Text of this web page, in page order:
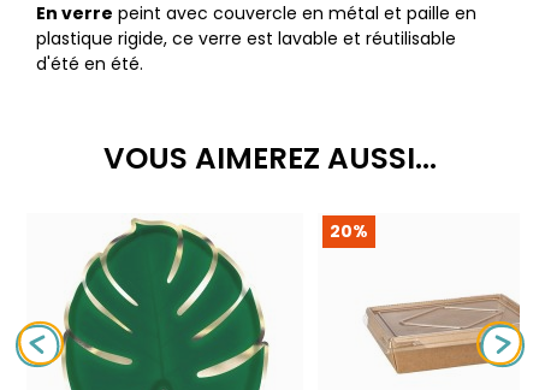
En verre peint avec couvercle en métal et paille en
plastique rigide, ce verre est lavable et réutilisable
d'été en été.
VOUS AIMEREZ AUSSI...
20%